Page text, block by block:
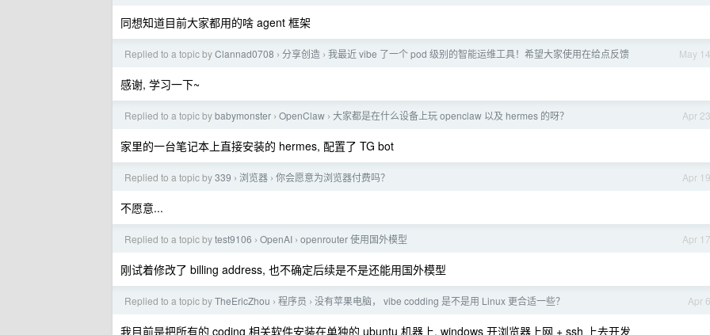
同想知道目前大家都用的啥 agent 框架
May 14
Replied to a topic byClannad0708 › 分享创造 › 我最近 vibe 了一个 pod 级别的智能运维工具！希望大家使用在给点反馈
感谢, 学习一下~
Apr 23
Replied to a topic bybabymonster › OpenClaw › 大家都是在什么设备上玩 openclaw 以及 hermes 的呀？
家里的一台笔记本上直接安装的 hermes, 配置了 TG bot
Apr 19
Replied to a topic by339 › 浏览器 › 你会愿意为浏览器付费吗？
不愿意...
Apr 17
Replied to a topic bytest9106 › OpenAI › openrouter 使用国外模型
刚试着修改了 billing address, 也不确定后续是不是还能用国外模型
Apr 6
Replied to a topic byTheEricZhou › 程序员 › 没有苹果电脑， vibe codding 是不是用 Linux 更合适一些？
我目前是把所有的 coding 相关软件安装在单独的 ubuntu 机器上, windows 开浏览器上网 + ssh 上去开发